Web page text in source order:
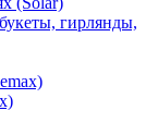
гирлянды,